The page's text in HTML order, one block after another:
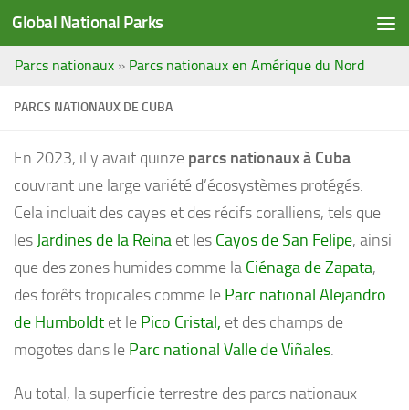
Saltar al contenido
Global National Parks
Parcs nationaux » Parcs nationaux en Amérique du Nord
PARCS NATIONAUX DE CUBA
En 2023, il y avait quinze parcs nationaux à Cuba
couvrant une large variété d’écosystèmes protégés.
Cela incluait des cayes et des récifs coralliens, tels que
les Jardines de la Reina et les Cayos de San Felipe, ainsi
que des zones humides comme la Ciénaga de Zapata,
des forêts tropicales comme le Parc national Alejandro
de Humboldt et le Pico Cristal, et des champs de
mogotes dans le Parc national Valle de Viñales.
Au total, la superficie terrestre des parcs nationaux